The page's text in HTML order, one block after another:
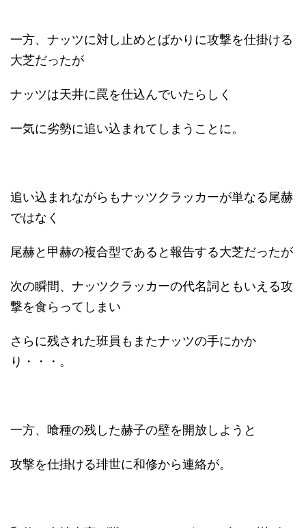
一方、ナッツに対し止めとばかりに攻撃を仕掛ける
大芝だったが
ナッツは天井に罠を仕込んでいたらしく
一気に劣勢に追い込まれてしまうことに。
追い込まれながらもナッツクラッカーが単なる尾赫
ではなく
尾赫と甲赫の複合型であると報告する大芝だったが
次の瞬間、ナッツクラッカーの代名詞ともいえる攻
撃を食らってしまい
さらに残された班員もまたナッツの手にかか
り・・・。
一方、喰種の残した赫子の壁を開放しようと
攻撃を仕掛ける琲世に和修から連絡が。